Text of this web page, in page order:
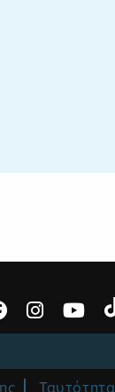
Ταυτότητα